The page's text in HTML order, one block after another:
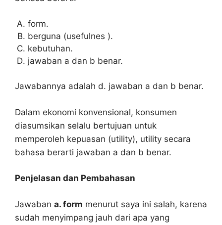
form.
berguna (usefulnes ).
kebutuhan.
jawaban a dan b benar.
Jawabannya adalah d. jawaban a dan b benar.
Dalam ekonomi konvensional, konsumen
diasumsikan selalu bertujuan untuk
memperoleh kepuasan (utility), utility secara
bahasa berarti jawaban a dan b benar.
Penjelasan dan Pembahasan
Jawaban a. form menurut saya ini salah, karena
sudah menyimpang jauh dari apa yang